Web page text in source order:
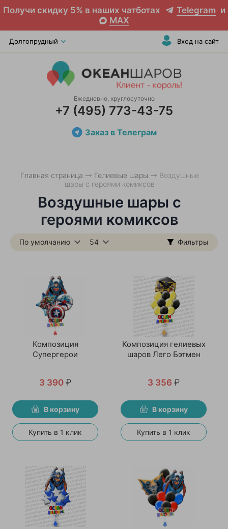
Получи скидку 5% в наших чатботах Telegram и
MAX
Долгопрудный Вход на сайт
Ежедневно, круглосуточно
+7 (495) 773-43-75
Заказ в Телеграм
Главная страница Гелиевые шары
Воздушные
шары с героями комиксов
Воздушные шары с
героями комиксов
Фильтры
По умолчанию 54
Композиция
Супергерои
3 390 ₽
В корзину
Купить в 1 клик
Композиция гелиевых
шаров Лего Бэтмен
3 356 ₽
В корзину
Купить в 1 клик